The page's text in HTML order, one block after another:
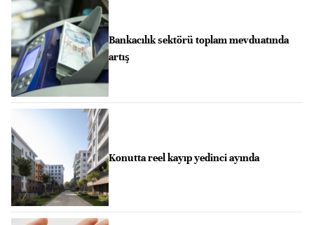
Bankacılık sektörü toplam mevduatında
artış
Konutta reel kayıp yedinci ayında